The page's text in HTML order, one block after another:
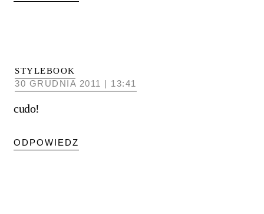
STYLEBOOK
30 GRUDNIA 2011 | 13:41
cudo!
ODPOWIEDZ